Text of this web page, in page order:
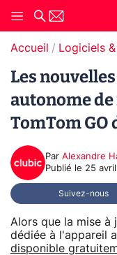
Accueil Logiciels
Les
autonome de
TomTom
Par Alexandre
Publié le 25
Suivez-nous
Alors que la mise à
dédiée à l'appareil
disponible